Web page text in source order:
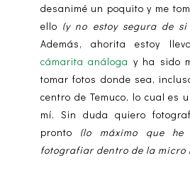
desanimé un poquito y me
ello (y no estoy segura de
Además, ahorita estoy
cámarita análoga y ha sido
tomar fotos donde sea,
centro de Temuco, lo cual es
mí. Sin duda quiero
pronto (lo máximo que
fotografiar dentro de la micro